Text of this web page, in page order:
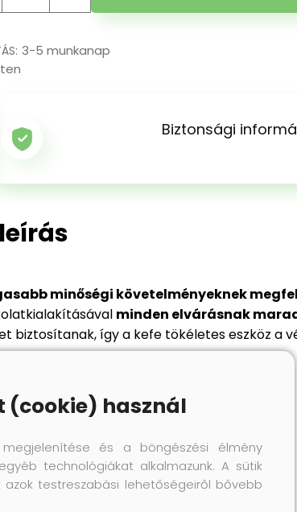
3-5 munkanap
Biztonsági
minőségi követelményeknek
minden elvárásnak
biztosítanak, így a kefe tökéletes eszköz a
(cookie) használ
és a böngészési élmény
technológiákat alkalmazunk. A sütik
azok testreszabási lehetőségeiről bővebb